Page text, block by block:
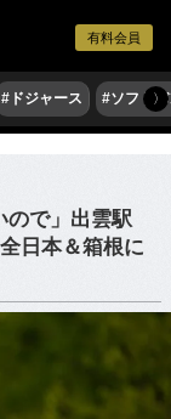
有料会員
#ドジャース #ソフト〉
ので」出雲駅
日本＆箱根に